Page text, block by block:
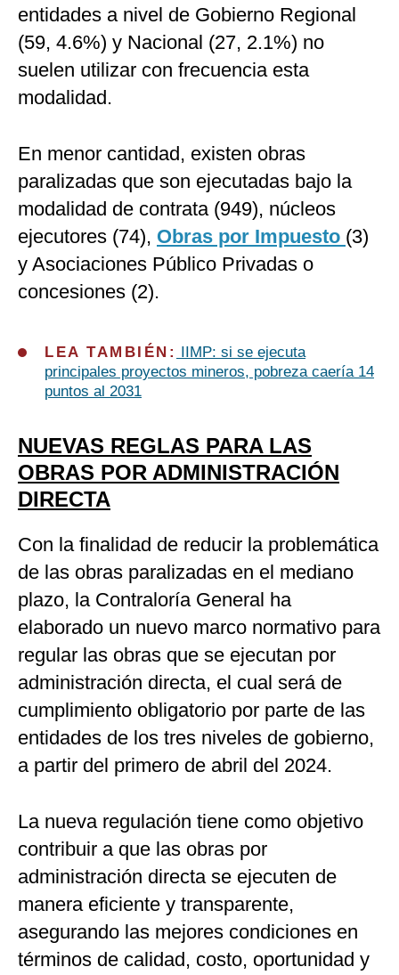
entidades a nivel de Gobierno Regional
(59, 4.6%) y Nacional (27, 2.1%) no
suelen utilizar con frecuencia esta
modalidad.
En menor cantidad, existen obras
paralizadas que son ejecutadas bajo la
modalidad de contrata (949), núcleos
ejecutores (74), Obras por Impuesto (3)
y Asociaciones Público Privadas o
concesiones (2).
LEA TAMBIÉN:
IIMP: si se ejecuta
principales proyectos mineros, pobreza caería 14
puntos al 2031
NUEVAS REGLAS PARA LAS
OBRAS POR ADMINISTRACIÓN
DIRECTA
Con la finalidad de reducir la problemática
de las obras paralizadas en el mediano
plazo, la Contraloría General ha
elaborado un nuevo marco normativo para
regular las obras que se ejecutan por
administración directa, el cual será de
cumplimiento obligatorio por parte de las
entidades de los tres niveles de gobierno,
a partir del primero de abril del 2024.
La nueva regulación tiene como objetivo
contribuir a que las obras por
administración directa se ejecuten de
manera eficiente y transparente,
asegurando las mejores condiciones en
términos de calidad, costo, oportunidad y